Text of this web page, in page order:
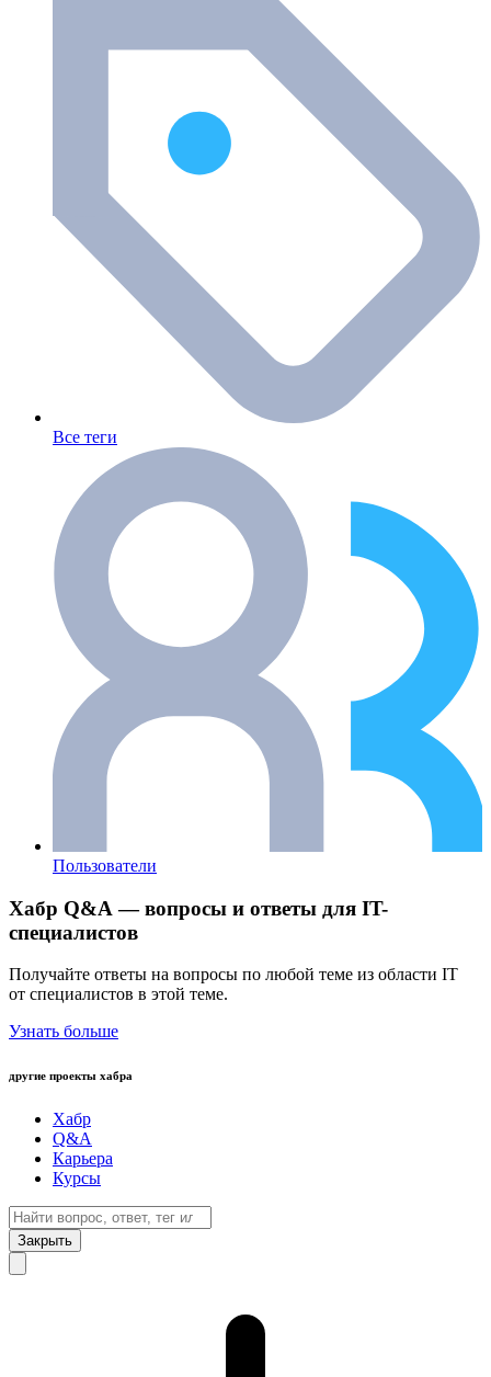
Все теги
Пользователи
Хабр Q&A — вопросы и ответы для IT-
специалистов
Получайте ответы на вопросы по любой теме из области IT
от специалистов в этой теме.
Узнать больше
другие проекты хабра
Хабр
Q&A
Карьера
Курсы
Закрыть